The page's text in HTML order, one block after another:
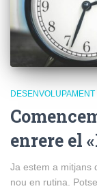
enrere el
Ja estem a mitjans
nou en rutina.